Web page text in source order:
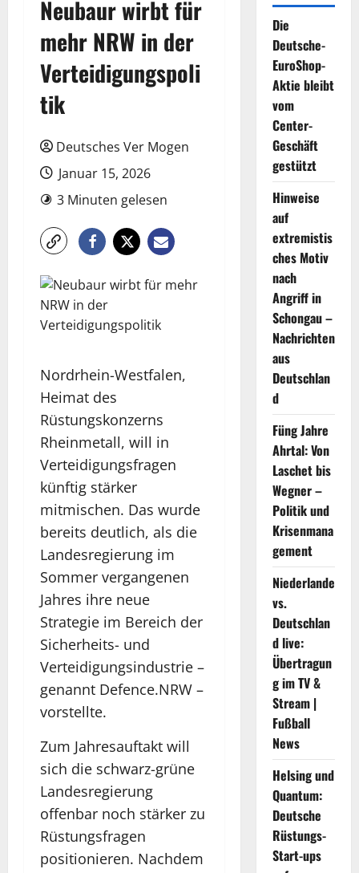
Neubaur wirbt für
mehr NRW in der
Verteidigungspoli
tik
Deutsches Ver Mogen
Januar 15, 2026
3 Minuten gelesen
Nordrhein-Westfalen,
Heimat des
Rüstungskonzerns
Rheinmetall, will in
Verteidigungsfragen
künftig stärker
mitmischen. Das wurde
bereits deutlich, als die
Landesregierung im
Sommer vergangenen
Jahres ihre neue
Strategie im Bereich der
Sicherheits- und
Verteidigungsindustrie –
genannt Defence.NRW –
vorstellte.
Zum Jahresauftakt will
sich die schwarz-grüne
Landesregierung
offenbar noch stärker zu
Rüstungsfragen
positionieren. Nachdem
Die
Deutsche-
EuroShop-
Aktie bleibt
vom
Center-
Geschäft
gestützt
Hinweise
auf
extremistis
ches Motiv
nach
Angriff in
Schongau –
Nachrichten
aus
Deutschlan
d
Füng Jahre
Ahrtal: Von
Laschet bis
Wegner –
Politik und
Krisenmana
gement
Niederlande
vs.
Deutschlan
d live:
Übertragun
g im TV &
Stream |
Fußball
News
Helsing und
Quantum:
Deutsche
Rüstungs-
Start-ups